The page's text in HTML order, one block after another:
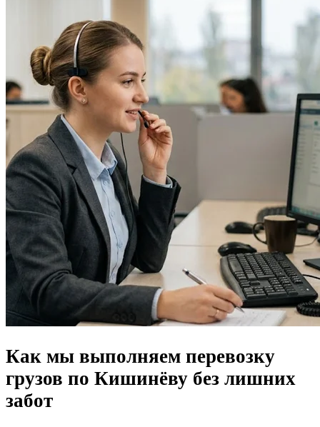
Как мы выполняем перевозку
грузов по Кишинёву без лишних
забот